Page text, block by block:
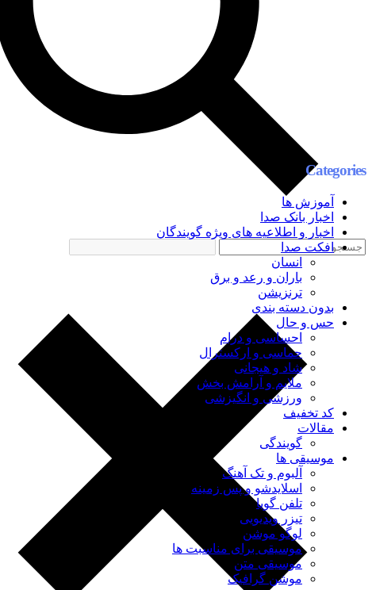
Categories
آموزش ها
اخبار بانک صدا
اخبار و اطلاعیه های ویژه گویندگان
افکت صدا
انسان
باران و رعد و برق
ترنزیشن
بدون دسته بندی
حس و حال
احساسی و درام
حماسی و ارکسترال
شاد و هیجانی
ملایم و آرامش بخش
ورزشی و انگیزشی
کد تخفیف
مقالات
گویندگی
موسیقی ها
آلبوم و تک آهنگ
اسلایدشو و پس زمینه
تلفن گویا
تیزر ویدیویی
لوگو موشن
موسیقی برای مناسبت ها
موسیقی متن
موشن گرافیک